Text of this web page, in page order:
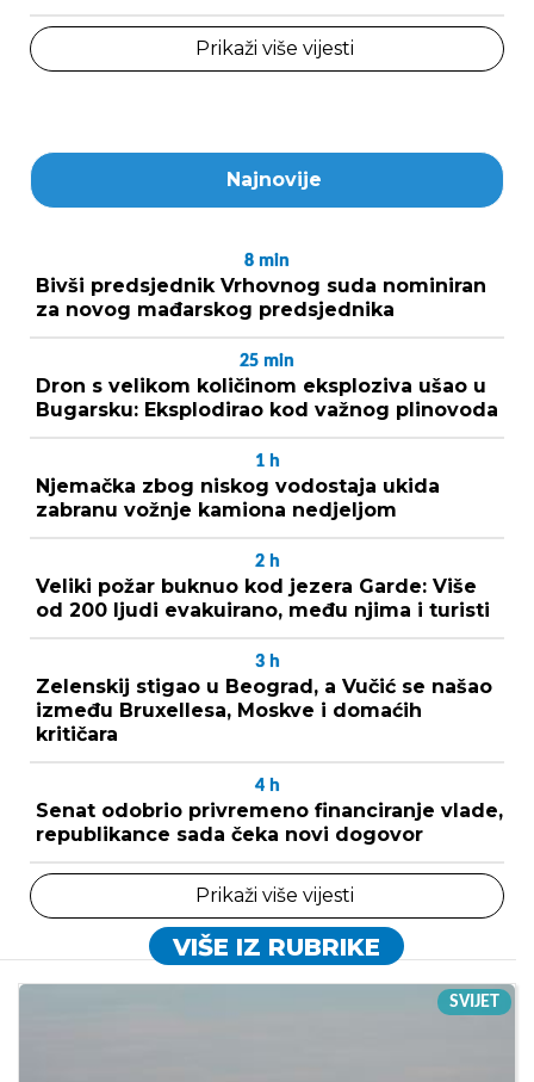
Prikaži više vijesti
Najnovije
8 min
Bivši predsjednik Vrhovnog suda nominiran
za novog mađarskog predsjednika
25 min
Dron s velikom količinom eksploziva ušao u
Bugarsku: Eksplodirao kod važnog plinovoda
1 h
Njemačka zbog niskog vodostaja ukida
zabranu vožnje kamiona nedjeljom
2 h
Veliki požar buknuo kod jezera Garde: Više
od 200 ljudi evakuirano, među njima i turisti
3 h
Zelenskij stigao u Beograd, a Vučić se našao
između Bruxellesa, Moskve i domaćih
kritičara
4 h
Senat odobrio privremeno financiranje vlade,
republikance sada čeka novi dogovor
Prikaži više vijesti
VIŠE IZ RUBRIKE
SVIJET